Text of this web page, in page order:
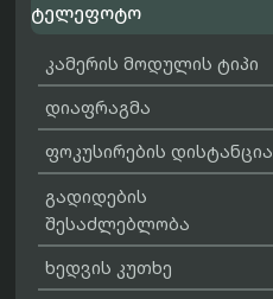
ტელეფოტო
კამერის მოდულის ტიპი
დიაფრაგმა
ფოკუსირების დისტანცია
გადიდების
შესაძლებლობა
ხედვის კუთხე